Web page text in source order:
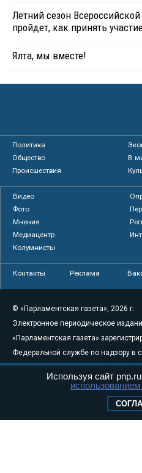
Летний сезон
пройдет, как принять
Ялта, мы вместе!
Политика
Общество
В
Происшествия
Видео
Фото
Мнения
Медиацентр
Колумнисты
Контакты Реклама
© «Парламентская газета», 2026 г.
Электронное периодическое
«Парламентская газета»
Федеральной службе по надзору в
связи, информационных технологий
массовых коммуникаций
Свидетельство о регистрации Эл
Используя сайт